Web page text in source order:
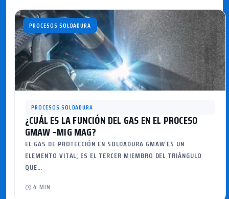
PROCESOS SOLDADURA
PROCESOS SOLDADURA
¿CUÁL ES LA FUNCIÓN DEL GAS EN EL PROCESO
GMAW –MIG MAG?
EL GAS DE PROTECCIÓN EN SOLDADURA GMAW ES UN
ELEMENTO VITAL; ES EL TERCER MIEMBRO DEL TRIÁNGULO
QUE…
4 MIN